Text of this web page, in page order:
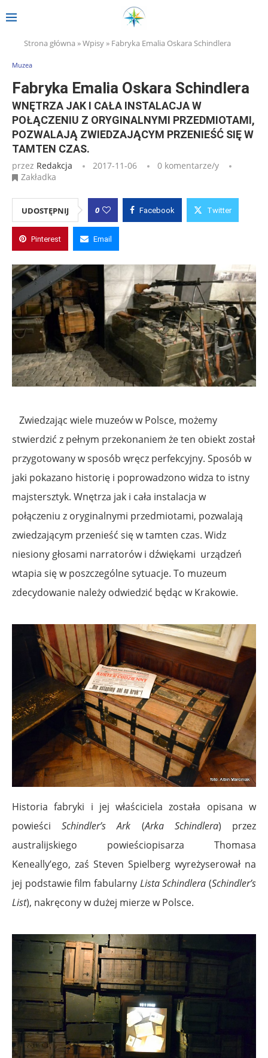
Strona główna »Wpisy» Fabryka Emalia Oskara Schindlera
Muzea
Fabryka Emalia Oskara Schindlera
WNĘTRZA JAK I CAŁA INSTALACJA W
POŁĄCZENIU Z ORYGINALNYMI PRZEDMIOTAMI,
POZWALAJĄ ZWIEDZAJĄCYM PRZENIEŚĆ SIĘ W
TAMTEN CZAS.
przez Redakcja 2017-11-06
0 komentarze/y
Zakładka
UDOSTĘPNIJ 0 Facebook Twitter
Pinterest Email
Zwiedzając wiele muzeów w Polsce, możemy
stwierdzić z pełnym przekonaniem że ten obiekt został
przygotowany w sposób wręcz perfekcyjny. Sposób w
jaki pokazano historię i poprowadzono widza to istny
majstersztyk. Wnętrza jak i cała instalacja w
połączeniu z oryginalnymi przedmiotami, pozwalają
zwiedzającym przenieść się w tamten czas. Widz
niesiony głosami narratorów i dźwiękami urządzeń
wtapia się w poszczególne sytuacje. To muzeum
zdecydowanie należy odwiedzić będąc w Krakowie.
Historia fabryki i jej właściciela została opisana w
powieściSchindler’s Ark (Arka Schindlera) przez
australijskiego powieściopisarza Thomasa
Keneally’ego, zaś Steven Spielberg wyreżyserował na
jej podstawie film fabularny Lista Schindlera (Schindler’s
List), nakręcony w dużej mierze w Polsce.